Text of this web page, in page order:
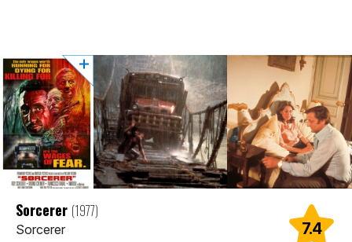
7.4
Sorcerer (1977)
Sorcerer